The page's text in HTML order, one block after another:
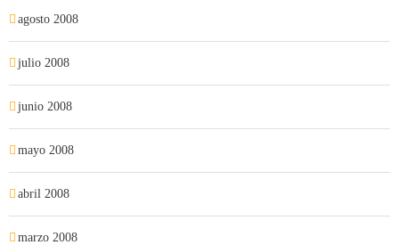
agosto 2008
julio 2008
junio 2008
mayo 2008
abril 2008
marzo 2008